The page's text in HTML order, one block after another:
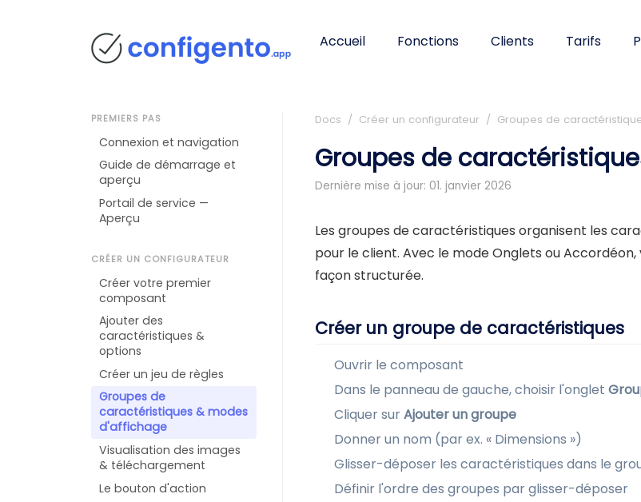
Accueil Fonctions Clients Tarifs
PREMIERS PAS
Connexion et navigation
Guide de démarrage et
aperçu
Portail de service —
Aperçu
CRÉER UN CONFIGURATEUR
Créer votre premier
composant
Ajouter des
caractéristiques &
options
Créer un jeu de règles
Groupes de
caractéristiques & modes
d'affichage
Visualisation des images
& téléchargement
Le bouton d'action
Docs / Créer un configurateur / Groupes de
Groupes de
Dernière mise à jour: 01. janvier 2026
Les groupes de caractéristiques organisent les
pour le client. Avec le mode Onglets ou
façon structurée.
Créer un groupe de caractéristiques
Ouvrir le composant
Dans le panneau de gauche, choisir l'onglet
Cliquer surAjouter un groupe
Donner un nom (par ex. « Dimensions »)
Glisser-déposer les caractéristiques dans le
Définir l'ordre des groupes par glisser-déposer